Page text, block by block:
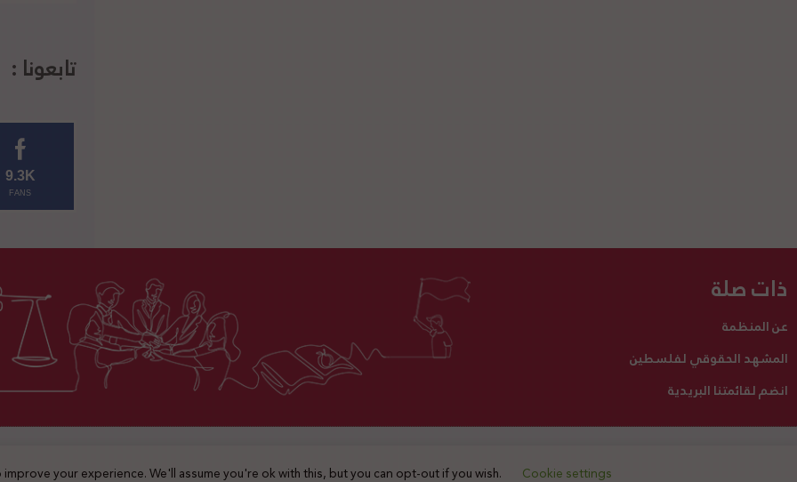
تابعونا :
9.3K
FANS
ذات صلة
عن المنظمة
المشهد الحقوقي لفلسطين
انضم لقائمتنا البريدية
اتصل بنا تبرع لنا 2025 © جميع الحقوق محفوظة
your experience. We'll assume you're ok with this, but you can opt-out if you wish. Cookie settings